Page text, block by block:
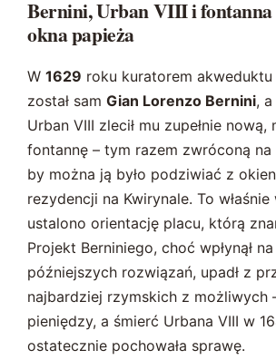
Bernini, Urban VIII i
okna papieża
W 1629 roku kuratorem akweduktu
został sam Gian Lorenzo Bernini, a
Urban VIII zlecił mu zupełnie nową,
fontannę – tym razem zwróconą na
by można ją było podziwiać z
rezydencji na Kwirynale. To
ustalono orientację placu, którą
Projekt Berniniego, choć wpłynął
późniejszych rozwiązań, upadł z
najbardziej rzymskich z możliwych
pieniędzy, a śmierć Urbana VIII w
ostatecznie pochowała sprawę.